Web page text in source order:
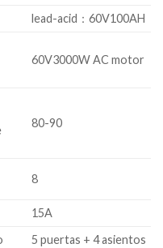
lead-acid：60V100AH
60V3000W AC motor
80-90
8
15A
5 puertas + 4 asientos